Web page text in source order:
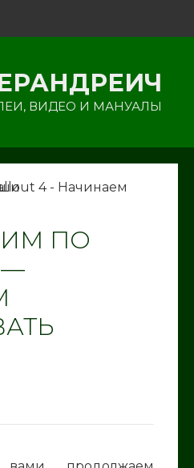
ВИДЕО И МАНУАЛЫ
ПО
—